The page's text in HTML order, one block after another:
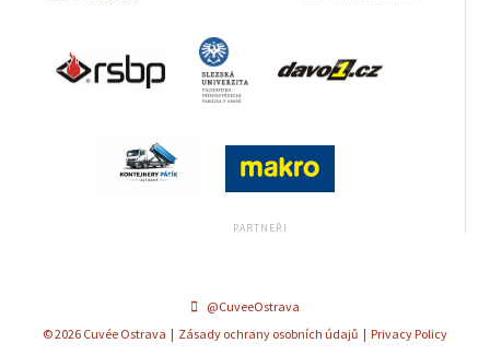
@CuveeOstrava
© 2026 Cuvée Ostrava | Zásady ochrany osobních údajů | Privacy Policy